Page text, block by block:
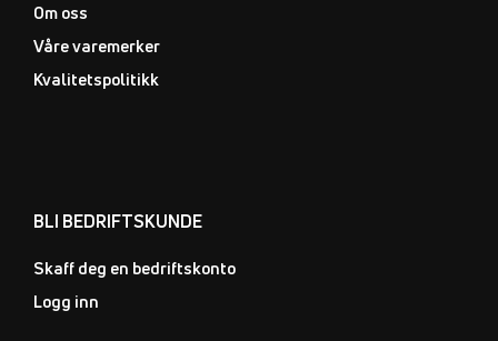
Om oss
Våre varemerker
Kvalitetspolitikk
BLI BEDRIFTSKUNDE
Skaff deg en bedriftskonto
Logg inn